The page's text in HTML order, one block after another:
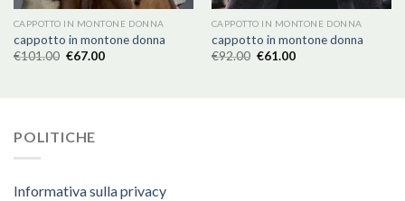
CAPPOTTO IN MONTONE DONNA
cappotto in montone donna
€101.00 €67.00
CAPPOTTO IN MONTONE DONNA
cappotto in montone donna
€92.00 €61.00
POLITICHE
Informativa sulla privacy